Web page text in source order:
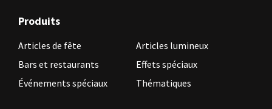
Produits
Articles de fête
Articles lumineux
Bars et restaurants
Effets spéciaux
Événements spéciaux
Thématiques